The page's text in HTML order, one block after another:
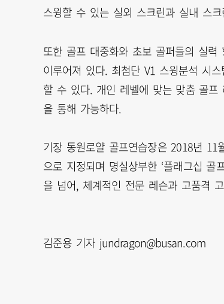
스윙할 수 있는 실외 스크린과 실내 스
또한 골프 대중화와 초보 골퍼들의 실력
이루어져 있다. 최첨단 V1 스윙분석 시
할 수 있다. 개인 레벨에 맞는 맞춤 골
을 통해 가능하다.
기장 동원로얄 골프연습장은 2018년 11
으로 지정되며 명실상부한 ‘플래그십
을 넘어, 체계적인 전문 레슨과 고품격
김준용 기자 jundragon@busan.com